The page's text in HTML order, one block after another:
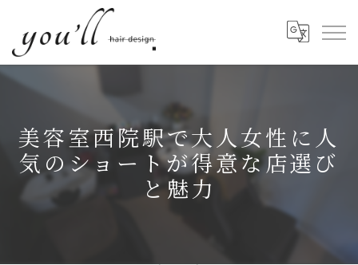
美容室西院駅で大人女性に人
気のショートが得意な店選び
と魅力